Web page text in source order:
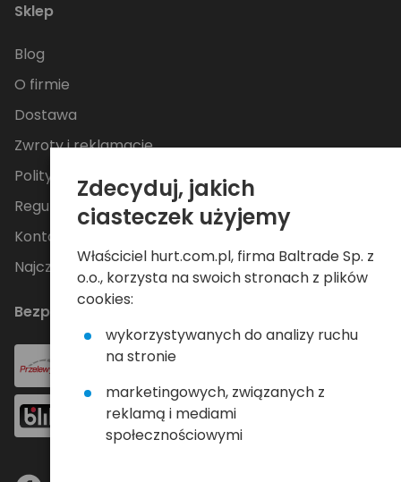
Sklep
Blog
O firmie
Dostawa
Zwroty i reklamacje
Polityka Prywatności
Regulamin
Kontakt
Najczęściej zadawane pytania
Bezpieczne płatności
Zdecyduj, jakich
ciasteczek użyjemy
Właściciel hurt.com.pl, firma Baltrade Sp. z
o.o., korzysta na swoich stronach z plików
cookies:
wykorzystywanych do analizy ruchu
na stronie
marketingowych, związanych z
reklamą i mediami
społecznościowymi